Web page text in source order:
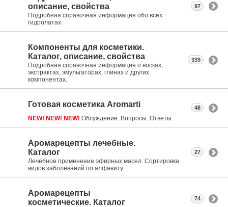
описание, свойства
Подробная справочная информация обо всех
гидролатах.
97
Компоненты для косметики.
Каталог, описание, свойства
Подробная справочная информация о восках,
экстрактах, эмульгаторах, глинах и других
компонентах.
339
Готовая косметика Aromarti
NEW! NEW! NEW! Обсуждение. Вопросы. Ответы.
48
Аромарецепты лечебные.
Каталог
Лечебное применение эфирных масел. Сортировка
видов заболеваний по алфавиту
27
Аромарецепты
косметические. Каталог
74